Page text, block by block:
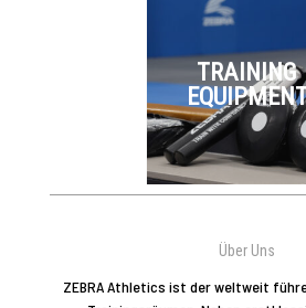
TRAINING
Über Uns
ZEBRA Athletics ist der weltweit